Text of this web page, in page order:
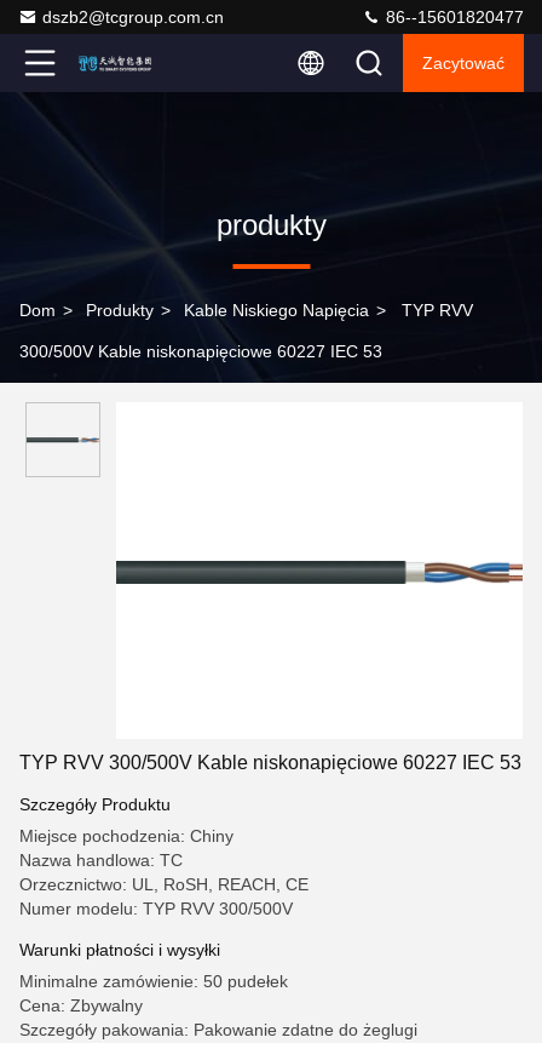
dszb2@tcgroup.com.cn 86--15601820477
Zacytować
produkty
Dom > Produkty > Kable Niskiego Napięcia > TYP RVV
300/500V Kable niskonapięciowe 60227 IEC 53
TYP RVV 300/500V Kable niskonapięciowe 60227 IEC 53
Szczegóły Produktu
Miejsce pochodzenia: Chiny
Nazwa handlowa: TC
Orzecznictwo: UL, RoSH, REACH, CE
Numer modelu: TYP RVV 300/500V
Warunki płatności i wysyłki
Minimalne zamówienie: 50 pudełek
Cena: Zbywalny
Szczegóły pakowania: Pakowanie zdatne do żeglugi